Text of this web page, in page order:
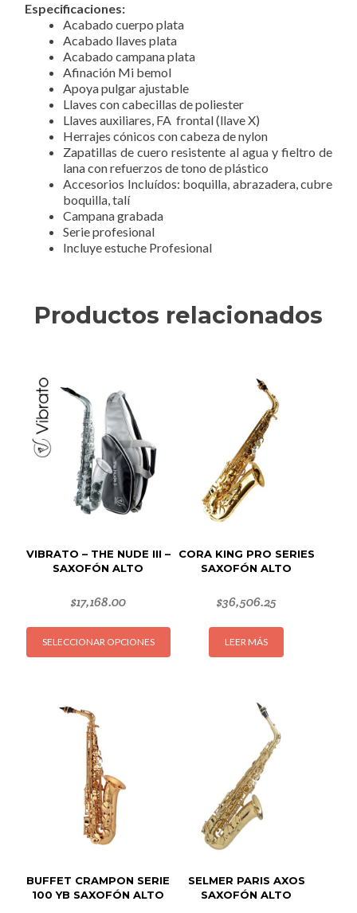
Especificaciones:
Acabado cuerpo plata
Acabado llaves plata
Acabado campana plata
Afinación Mi bemol
Apoya pulgar ajustable
Llaves con cabecillas de poliester
Llaves auxiliares, FA frontal (llave X)
Herrajes cónicos con cabeza de nylon
Zapatillas de cuero resistente al agua y fieltro de
lana con refuerzos de tono de plástico
Accesorios Incluídos: boquilla, abrazadera, cubre
boquilla, talí
Campana grabada
Serie profesional
Incluye estuche Profesional
Productos relacionados
VIBRATO – THE NUDE III –
SAXOFÓN ALTO
$17,168.00
SELECCIONAR OPCIONES
Este
producto
CORA KING PRO SERIES
SAXOFÓN ALTO
$36,506.25
LEER MÁS
BUFFET CRAMPON SERIE
100 YB SAXOFÓN ALTO
SELMER PARIS AXOS
SAXOFÓN ALTO